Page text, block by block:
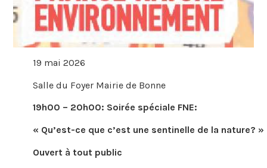
19 mai 2026
Salle du Foyer Mairie de Bonne
19h00 – 20h00: Soirée spéciale FNE:
« Qu’est-ce que c’est une sentinelle de la nature? »
Ouvert à tout public